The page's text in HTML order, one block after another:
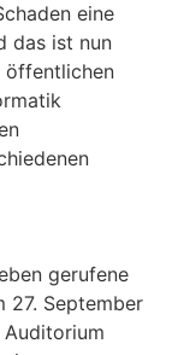
eine
das ist nun
öffentlichen
gerufene
27. September